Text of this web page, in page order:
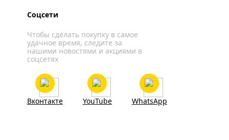
Соцсети
Чтобы сделать покупку в самое
удачное время, следите за
нашими новостями и акциями в
соцсетях
Вконтакте YouTube WhatsApp